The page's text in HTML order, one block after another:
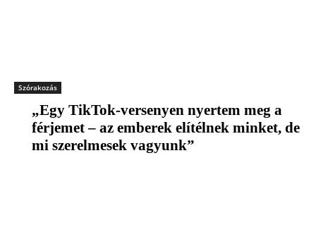
Szórakozás
„Egy TikTok-versenyen nyertem meg a
férjemet – az emberek elítélnek minket, de
mi szerelmesek vagyunk”